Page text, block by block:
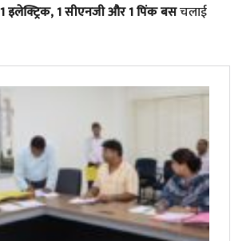
1 इलेक्ट्रिक, 1 सीएनजी और 1 पिंक बसचलाई